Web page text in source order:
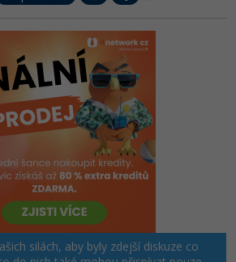
silách, aby byly zdejší diskuze co